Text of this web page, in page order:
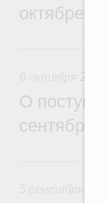
октябре
О
сентябре